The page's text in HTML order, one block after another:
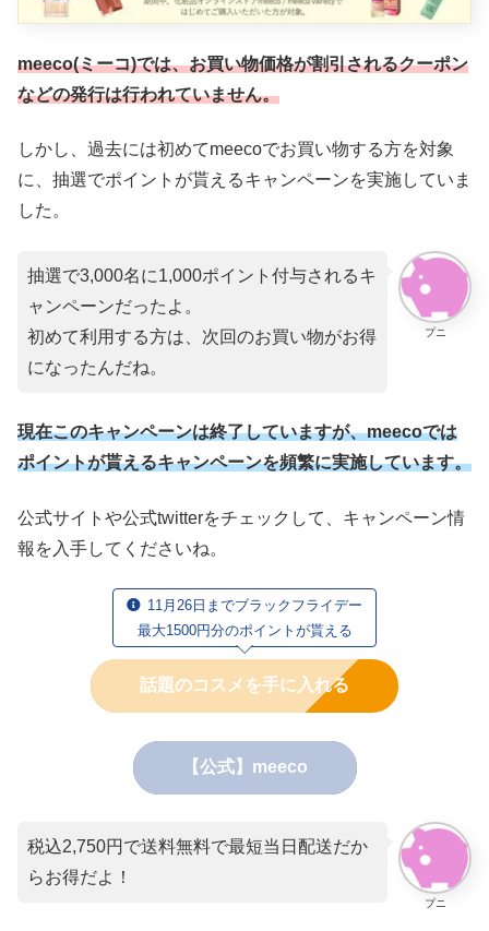
meeco(ミーコ)では、お買い物価格が割引されるクーポン
などの発行は行われていません。
しかし、過去には初めてmeecoでお買い物する方を対象
に、抽選でポイントが貰えるキャンペーンを実施していま
した。
プニ
抽選で3,000名に1,000ポイント付与されるキ
ャンペーンだったよ。
初めて利用する方は、次回のお買い物がお得
になったんだね。
現在このキャンペーンは終了していますが、meecoでは
ポイントが貰えるキャンペーンを頻繁に実施しています。
公式サイトや公式twitterをチェックして、キャンペーン情
報を入手してくださいね。
11月26日までブラックフライデー
最大1500円分のポイントが貰える
話題のコスメを手に入れる
【公式】meeco
プニ
税込2,750円で送料無料で最短当日配送だか
らお得だよ！